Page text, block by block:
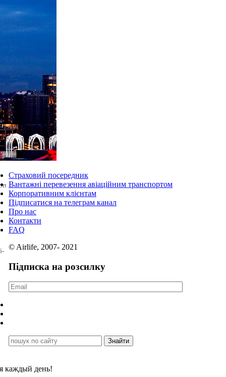
Страховий посередник
Вантажні перевезення авіаційним транспортом
Корпоративним клієнтам
Підписатися на телеграм канал
Про нас
Контакти
FAQ
© Airlife, 2007- 2021
Підписка на розсилку
каждый день!